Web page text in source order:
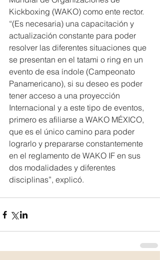
Kickboxing (WAKO) como ente rector.
“(Es necesaria) una capacitación y
actualización constante para poder
resolver las diferentes situaciones que
se presentan en el tatami o ring en un
evento de esa índole (Campeonato
Panamericano), si su deseo es poder
tener acceso a una proyección
Internacional y a este tipo de eventos,
primero es afiliarse a WAKO MÉXICO,
que es el único camino para poder
lograrlo y prepararse constantemente
en el reglamento de WAKO IF en sus
dos modalidades y diferentes
disciplinas”, explicó.